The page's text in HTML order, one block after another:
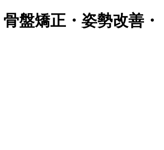
盤矯正・姿勢改善・